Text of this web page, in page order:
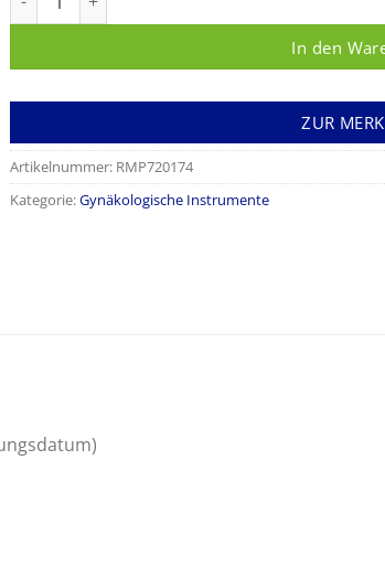
In den
ZUR
Artikelnummer: RMP720174
Kategorie:Gynäkologische Instrumente